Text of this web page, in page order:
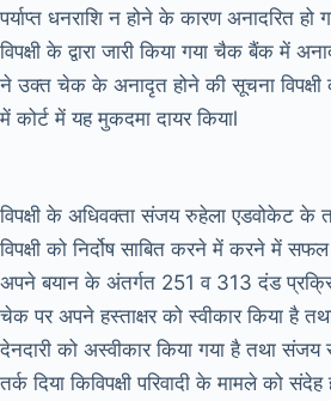
पर्याप्त धनराशि न होने के कारण अनादरित हो
विपक्षी के द्वारा जारी किया गया चैक बैंक में
ने उक्त चेक के अनादृत होने की सूचना विपक्षी
में कोर्ट में यह मुकदमा दायर कियाl
विपक्षी के अधिवक्ता संजय रुहेला एडवोकेट के
विपक्षी को निर्दोष साबित करने में करने में सफल
अपने बयान के अंतर्गत 251 व 313 दंड
चेक पर अपने हस्ताक्षर को स्वीकार किया है तथा
देनदारी को अस्वीकार किया गया है तथा
तर्क दिया किविपक्षी परिवादी के मामले को